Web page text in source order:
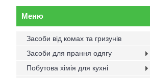
Засоби від комах та гризунів
Засоби для прання одягу
Побутова хімія для кухні